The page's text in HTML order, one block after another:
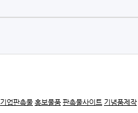
기업판촉물 홍보물품 판촉물사이트 기념품제작